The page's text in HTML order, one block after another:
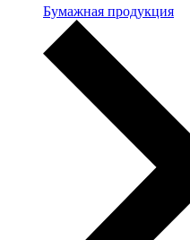
Бумажная продукция